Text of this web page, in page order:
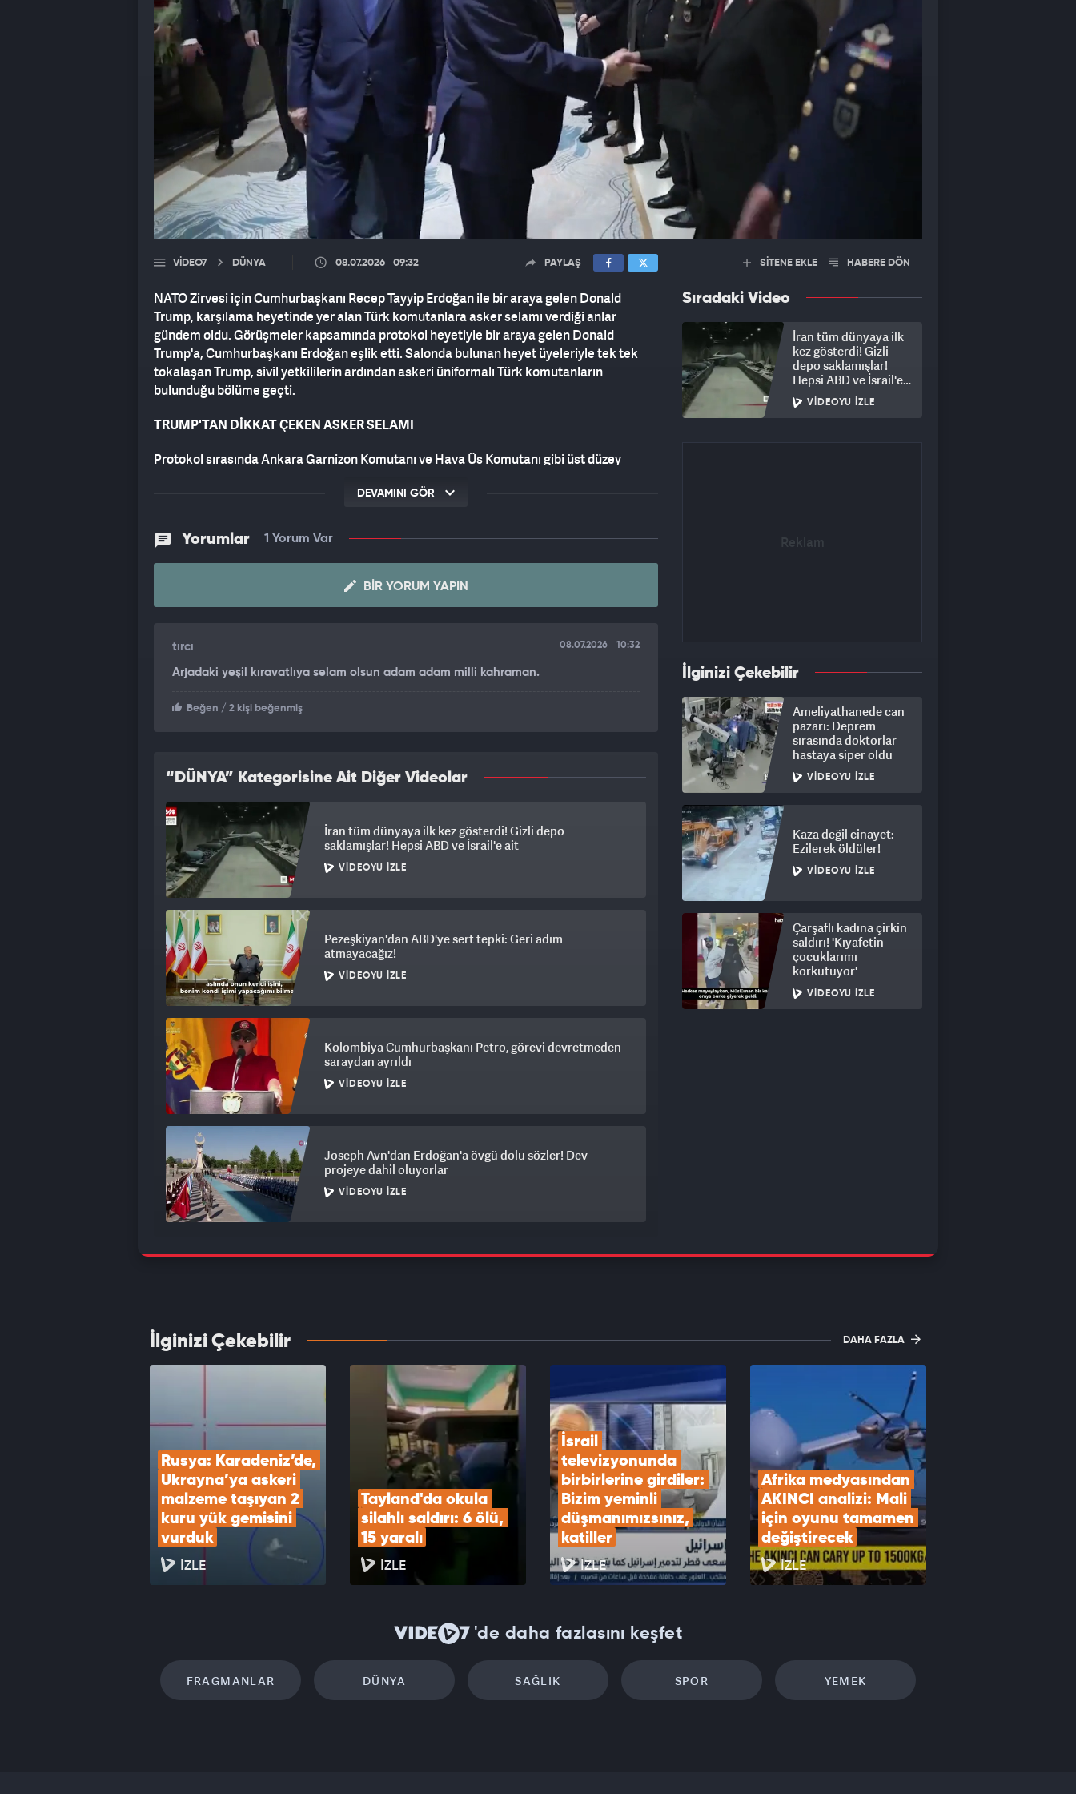
VIDEO7 DÜNYA 08.07.2026 09:32 PAYLAŞ
NATO Zirvesi için Cumhurbaşkanı Recep Tayyip Erdoğan ile bir araya gelen Donald
Trump, karşılama heyetinde yer alan Türk komutanlara asker selamı verdiği anlar
gündem oldu. Görüşmeler kapsamında protokol heyetiyle bir araya gelen Donald
Trump'a, Cumhurbaşkanı Erdoğan eşlik etti. Salonda bulunan heyet üyeleriyle tek tek
tokalaşan Trump, sivil yetkililerin ardından askeri üniformalı Türk komutanların
bulunduğu bölüme geçti.
TRUMP'TAN DİKKAT ÇEKEN ASKER SELAMI
Protokol sırasında Ankara Garnizon Komutanı ve Hava Üs Komutanı gibi üst düzey
karşılık verdi. Türk subaylarına asker selamı verdikten sonra ellerini sıkan Trump'ın bu
kısa sohbetler gerçekleştiren Donald Trump, "Sizi görmek güzel." dedi.
DEVAMINI GÖR
Yorumlar 1 Yorum Var
BIR YORUM YAPIN
tırcı 08.07.2026 10:32
Arjadaki yeşil kıravatlıya selam olsun adam adam milli kahraman.
Beğen / 2 kişi beğenmiş
“DÜNYA” Kategorisine Ait Diğer Videolar
İran tüm dünyaya ilk kez gösterdi! Gizli depo
saklamışlar! Hepsi ABD ve İsrail'e ait
VIDEOYU İZLE
Pezeşkiyan'dan ABD'ye sert tepki: Geri adım
atmayacağız!
VIDEOYU İZLE
Kolombiya Cumhurbaşkanı Petro, görevi devretmeden
saraydan ayrıldı
VIDEOYU İZLE
Joseph Avn'dan Erdoğan'a övgü dolu sözler! Dev
projeye dahil oluyorlar
VIDEOYU İZLE
İran'dan "Mekke Anlaşması" açıklaması!
VIDEOYU İZLE
SİTENE EKLE HABERE DÖN
Sıradaki Video
İran tüm dünyaya ilk
kez gösterdi! Gizli
depo saklamışlar!
Hepsi ABD ve İsrail'e
ait
VIDEOYU İZLE
İlginizi Çekebilir
Ameliyathanede can
pazarı: Deprem
sırasında doktorlar
hastaya siper oldu
VIDEOYU İZLE
Kaza değil cinayet:
Ezilerek öldüler!
VIDEOYU İZLE
Çarşaflı kadına çirkin
saldırı! 'Kıyafetin
çocuklarımı
korkutuyor'
VIDEOYU İZLE
İlginizi Çekebilir DAHA FAZLA
Rusya: Karadeniz’de,
Ukrayna’ya askeri
malzeme taşıyan 2
kuru yük gemisini
vurduk
İZLE
Tayland'da okula
silahlı saldırı: 6 ölü,
15 yaralı
İZLE
İsrail
televizyonunda
birbirlerine girdiler:
Bizim yeminli
düşmanımızsınız,
katiller
İZLE
Afrika medyasından
AKINCI analizi: Mali
için oyunu tamamen
değiştirecek
İZLE
'de daha fazlasını keşfet
FRAGMANLAR DÜNYA SAĞLIK SPOR YEMEK